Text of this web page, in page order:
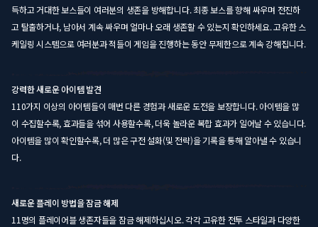
득하고 거대한 보스들이 여러분의 생존을 방해합니다. 최종 보스를 향해 싸우며 전진하
고 탈출하거나, 남아서 계속 싸우며 얼마나 오래 생존할 수 있는지 확인하세요. 고유한 스
케일링 시스템으로 여러분과 적들이 게임을 진행하는 동안 무제한으로 계속 강해집니다.
강력한 새로운 아이템 발견
110가지 이상의 아이템들이 매번 다른 경험과 새로운 도전을 보장합니다. 아이템을 많
이 수집할수록, 효과들을 섞어 사용할수록, 더욱 놀라운 복합 효과가 일어날 수 있습니다.
아이템을 많이 확인할수록, 더 많은 구전 설화(및 전략)을 기록을 통해 알아낼 수 있습니
다.
새로운 플레이 방법을 잠금 해제
11명의 플레이어블 생존자들을 잠금 해제하십시오. 각각 고유한 전투 스타일과 다양한